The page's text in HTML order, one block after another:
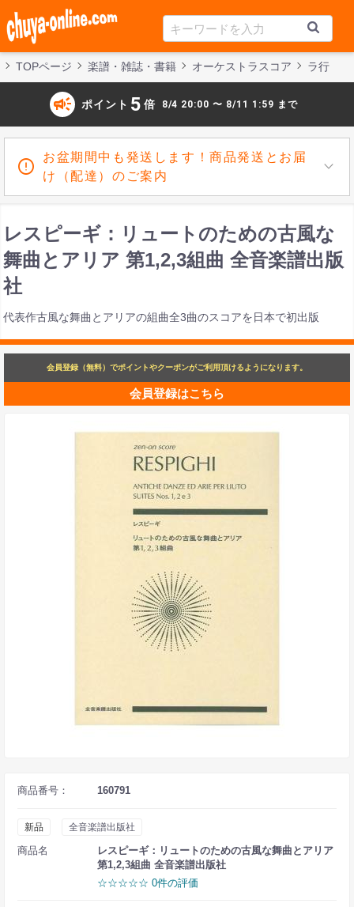
TOPページ 楽譜・雑誌・書籍 オーケストラスコア ラ行
campaign ポイント 5 倍 8/4 20:00 〜 8/11 1:59 まで
お盆期間中も発送します！商品発送とお届
け（配達）のご案内
レスピーギ：リュートのための古風な
舞曲とアリア 第1,2,3組曲 全音楽譜出版
社
代表作古風な舞曲とアリアの組曲全3曲のスコアを日本で初出版
会員登録（無料）でポイントやクーポンがご利用頂けるようになります。
会員登録はこちら
商品番号： 160791
新品 全音楽譜出版社
商品名
レスピーギ：リュートのための古風な舞曲とアリア
第1,2,3組曲 全音楽譜出版社
☆☆☆☆☆ 0件の評価